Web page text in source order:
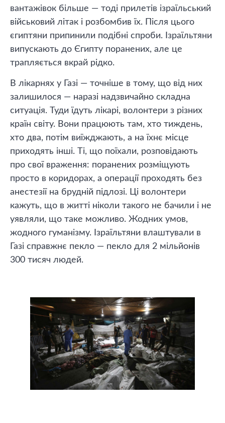
вантажівок більше — тоді прилетів ізраїльський
військовий літак і розбомбив їх. Після цього
єгиптяни припинили подібні спроби. Ізраїльтяни
випускають до Єгипту поранених, але це
трапляється вкрай рідко.
В лікарнях у Газі — точніше в тому, що від них
залишилося — наразі надзвичайно складна
ситуація. Туди їдуть лікарі, волонтери з різних
країн світу. Вони працюють там, хто тиждень,
хто два, потім виїжджають, а на їхнє місце
приходять інші. Ті, що поїхали, розповідають
про свої враження: поранених розміщують
просто в коридорах, а операції проходять без
анестезії на брудній підлозі. Ці волонтери
кажуть, що в житті ніколи такого не бачили і не
уявляли, що таке можливо. Жодних умов,
жодного гуманізму. Ізраїльтяни влаштували в
Газі справжнє пекло — пекло для 2 мільйонів
300 тисяч людей.